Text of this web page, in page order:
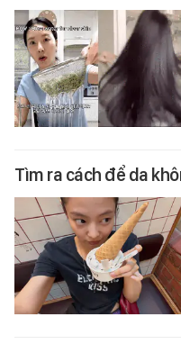
Tìm ra cách để da